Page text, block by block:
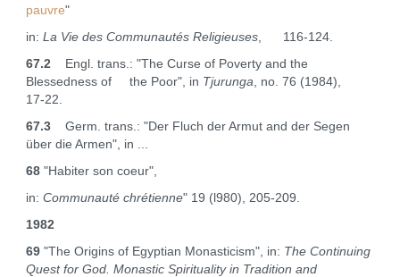
pauvre"
in: La Vie des Communautés Religieuses, 116‑124.
67.2 Engl. trans.: "The Curse of Poverty and the
Blessedness of the Poor", in Tjurunga , no. 76 (1984),
17‑22.
67.3Germ. trans.: "Der Fluch der Armut and der Segen
über die Armen", in ...
68"Habiter son coeur",
in: Communauté chrétienne" 19 (l980), 205‑209.
1982
69"The Origins of Egyptian Monasticism", in: The Continuing
Quest for God. Monastic Spirituality in Tradition and